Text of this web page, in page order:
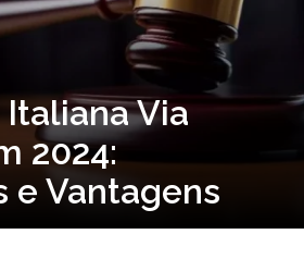
Via
2024:
e Vantagens